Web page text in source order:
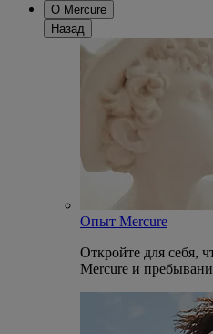
О Mercure
Назад
Опыт Mercure
Откройте для себя,
Mercure и